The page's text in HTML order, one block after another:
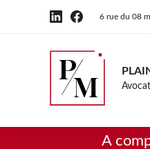
6 rue du 08
A
Panneau de gestion des